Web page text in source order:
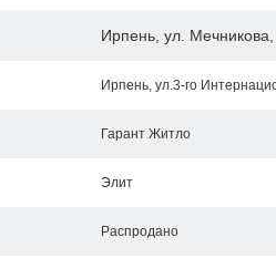
Ирпень, ул.
Ирпень, ул.3-го
Гарант Житло
Элит
Распродано